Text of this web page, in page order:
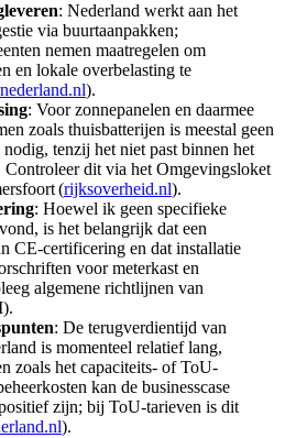
: Nederland werkt aan het
via buurtaanpakken;
nemen maatregelen om
en lokale overbelasting te
).
: Voor zonnepanelen en daarmee
zoals thuisbatterijen is meestal geen
tenzij het niet past binnen het
dit via het Omgevingsloket
(rijksoverheid.nl).
: Hoewel ik geen specifieke
is het belangrijk dat een
CE‑certificering en dat installatie
voor meterkast en
algemene richtlijnen van
: De terugverdientijd van
is momenteel relatief lang,
zoals het capaciteits- of ToU-
kan de businesscase
zijn; bij ToU-tarieven is dit
).